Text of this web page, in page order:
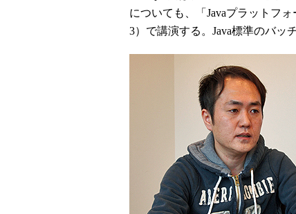
についても、「Javaプラットフ
3）で講演する。Java標準のバッ